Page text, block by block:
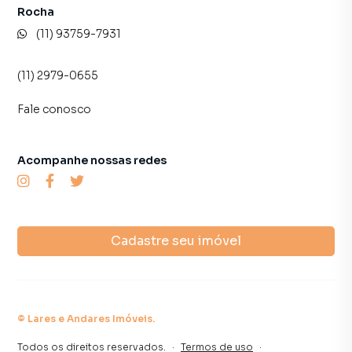
Rocha
(11) 93759-7931
(11) 2979-0655
Fale conosco
Cadastre seu imóvel
Acompanhe nossas redes
© Lares e Andares Imóveis.
Todos os direitos reservados. · Termos de uso ·